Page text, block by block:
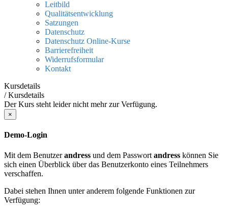
Leitbild
Qualitätsentwicklung
Satzungen
Datenschutz
Datenschutz Online-Kurse
Barrierefreiheit
Widerrufsformular
Kontakt
Kursdetails
/Kursdetails
Der Kurs steht leider nicht mehr zur Verfügung.
×
Demo-Login
Mit dem Benutzerandress und dem Passwort andress können Sie
sich einen Überblick über das Benutzerkonto eines Teilnehmers
verschaffen.
Dabei stehen Ihnen unter anderem folgende Funktionen zur
Verfügung: